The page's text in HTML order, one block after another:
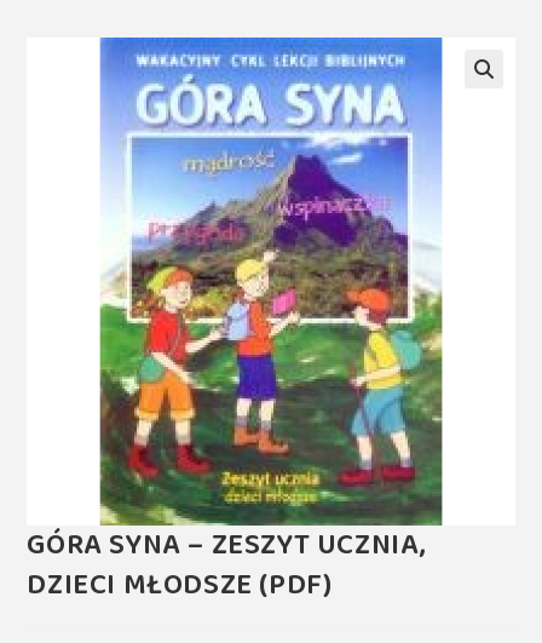
GÓRA SYNA – ZESZYT UCZNIA,
DZIECI MŁODSZE (PDF)